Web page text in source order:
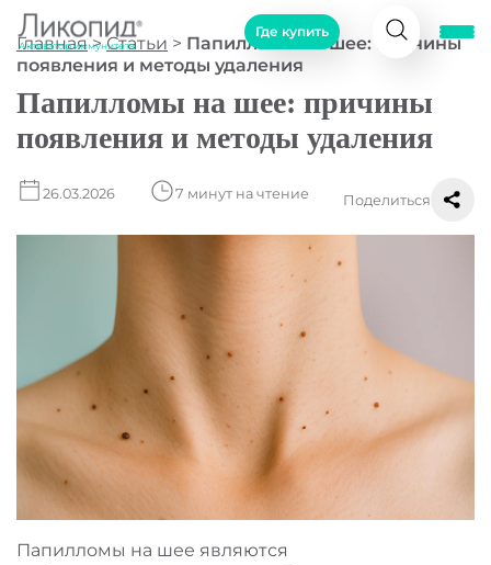
Активатор иммунитета
Где купить
Главная>Статьи > Папилломы на шее: причины
появления и методы удаления
Папилломы на шее: причины
появления и методы удаления
26.03.2026 7 минут на чтение Поделиться
Папилломы на шее являются